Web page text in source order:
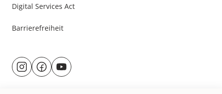
Digital Services Act
Barrierefreiheit
Besuche
uns@rund.ums.baby
facebook.com/rundumsbaby.de
youtube.com/@rundumsbaby_